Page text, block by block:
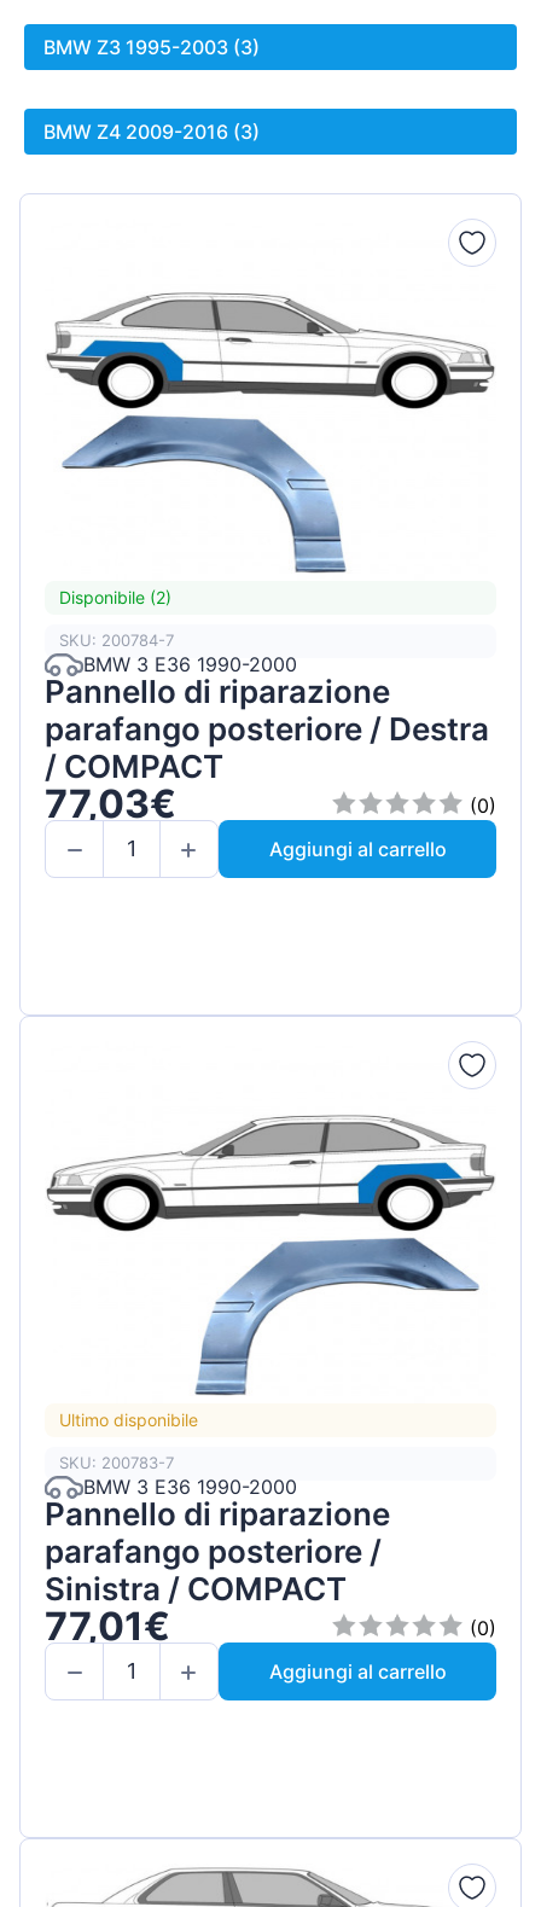
BMW Z3 1995-2003 (3)
BMW Z4 2009-2016 (3)
Disponibile (2)
SKU: 200784-7
BMW 3 E36 1990-2000
Pannello di riparazione
parafango posteriore / Destra
/ COMPACT
77,03€
(0)
Aggiungi al carrello
Ultimo disponibile
SKU: 200783-7
BMW 3 E36 1990-2000
Pannello di riparazione
parafango posteriore /
Sinistra / COMPACT
77,01€
(0)
Aggiungi al carrello